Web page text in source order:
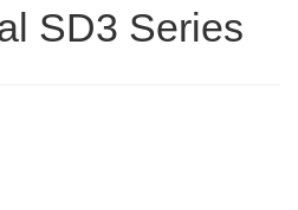
SD3 Series